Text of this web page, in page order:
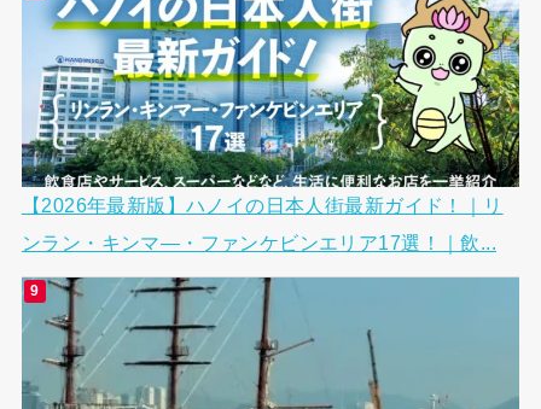
【2026年最新版】ハノイの日本人街最新ガイド！｜リ
ンラン・キンマ―・ファンケビンエリア17選！｜飲...